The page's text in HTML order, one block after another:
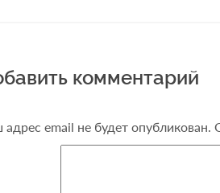
комментарий
адрес email не будет опубликован.